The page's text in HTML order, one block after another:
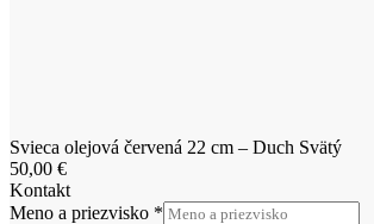
Svieca olejová červená 22 cm – Duch Svätý
50,00 €
Kontakt
Meno a priezvisko *